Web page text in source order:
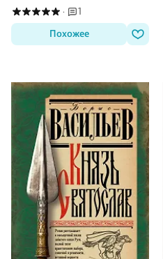
·
1
Похожее